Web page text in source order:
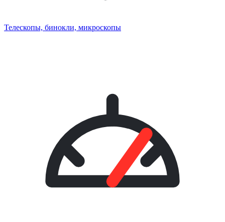
Телескопы, бинокли, микроскопы